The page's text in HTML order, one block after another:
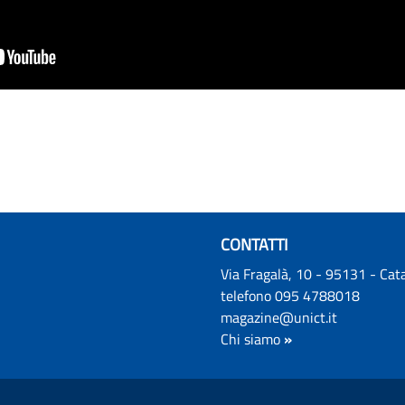
CONTATTI
Via Fragalà, 10 - 95131 -
telefono 095 4788018
magazine@unict.it
Chi siamo »